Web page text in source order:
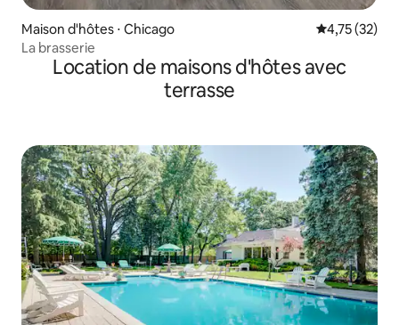
Maison d'hôtes ⋅ Chicago Évaluation
4,75 (32)
La brasserie
Location de maisons d'hôtes avec
terrasse